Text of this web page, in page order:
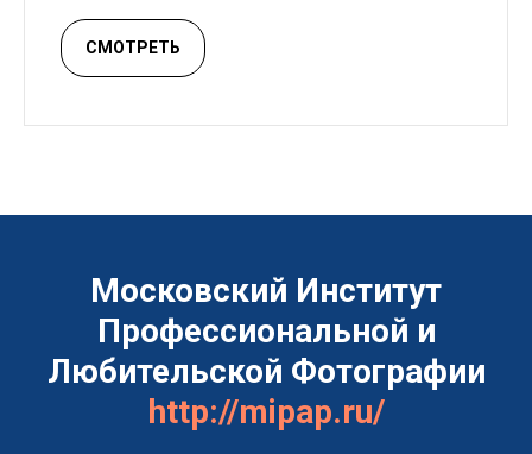
СМОТРЕТЬ
Московский Институт
Профессиональной и
Любительской Фотографии
http://mipap.ru/